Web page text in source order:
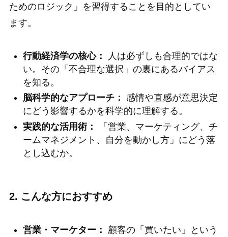
ためのロジック」を習得することを目的としてい
ます。
行動経済学の核心：
人は必ずしも合理的ではな
い。その「不合理な選択」の裏にあるバイアス
を知る。
脳科学的なアプローチ：
感情や直感が意思決定
にどう影響するかを科学的に理解する。
実践的な活用術：
「営業、マーケティング、チ
ームマネジメント、自分を動かし方」にどう落
とし込むか。
2. こんな方におすすめ
営業・マーケター：
顧客の「買いたい」という